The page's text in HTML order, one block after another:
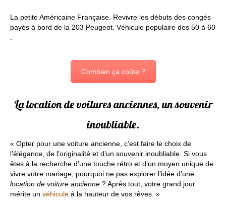
La petite Américaine Française. Revivre les débuts des congés
payés à bord de la 203 Peugeot. Véhicule populaire des 50 à 60
.
Combien ça coûte ?
La location de voitures anciennes, un souvenir
inoubliable.
« Opter pour une voiture ancienne, c’est faire le choix de
l’élégance, de l’originalité et d’un souvenir inoubliable. Si vous
êtes à la recherche d’une touche rétro et d’un moyen unique de
vivre votre mariage, pourquoi ne pas explorer l’idée d’une
location de voiture ancienne ? Après tout, votre grand jour
mérite un véhicule à la hauteur de vos rêves. »